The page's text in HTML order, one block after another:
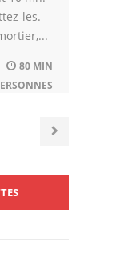
les.
80 MIN